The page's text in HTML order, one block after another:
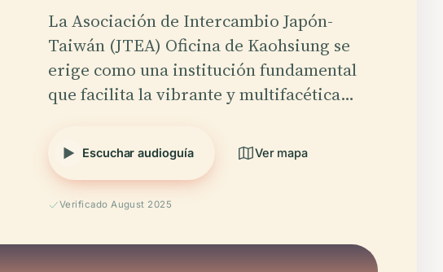
La Asociación de Intercambio Japón-
Taiwán (JTEA) Oficina de Kaohsiung se
erige como una institución fundamental
que facilita la vibrante y multifacética…
Escuchar audioguía Ver mapa
Verificado August 2025